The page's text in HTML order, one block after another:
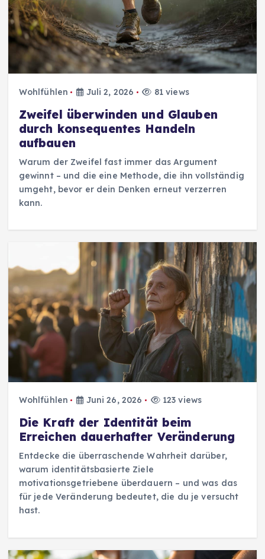
Wohlfühlen Juli 2, 2026 81 views
Zweifel überwinden und Glauben
durch konsequentes Handeln
aufbauen
Warum der Zweifel fast immer das Argument
gewinnt – und die eine Methode, die ihn vollständig
umgeht, bevor er dein Denken erneut verzerren
kann.
Wohlfühlen Juni 26, 2026 123 views
Die Kraft der Identität beim
Erreichen dauerhafter Veränderung
Entdecke die überraschende Wahrheit darüber,
warum identitätsbasierte Ziele
motivationsgetriebene überdauern – und was das
für jede Veränderung bedeutet, die du je versucht
hast.